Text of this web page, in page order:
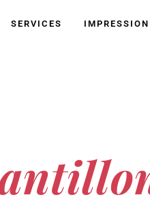
SERVICES IMPRESSION